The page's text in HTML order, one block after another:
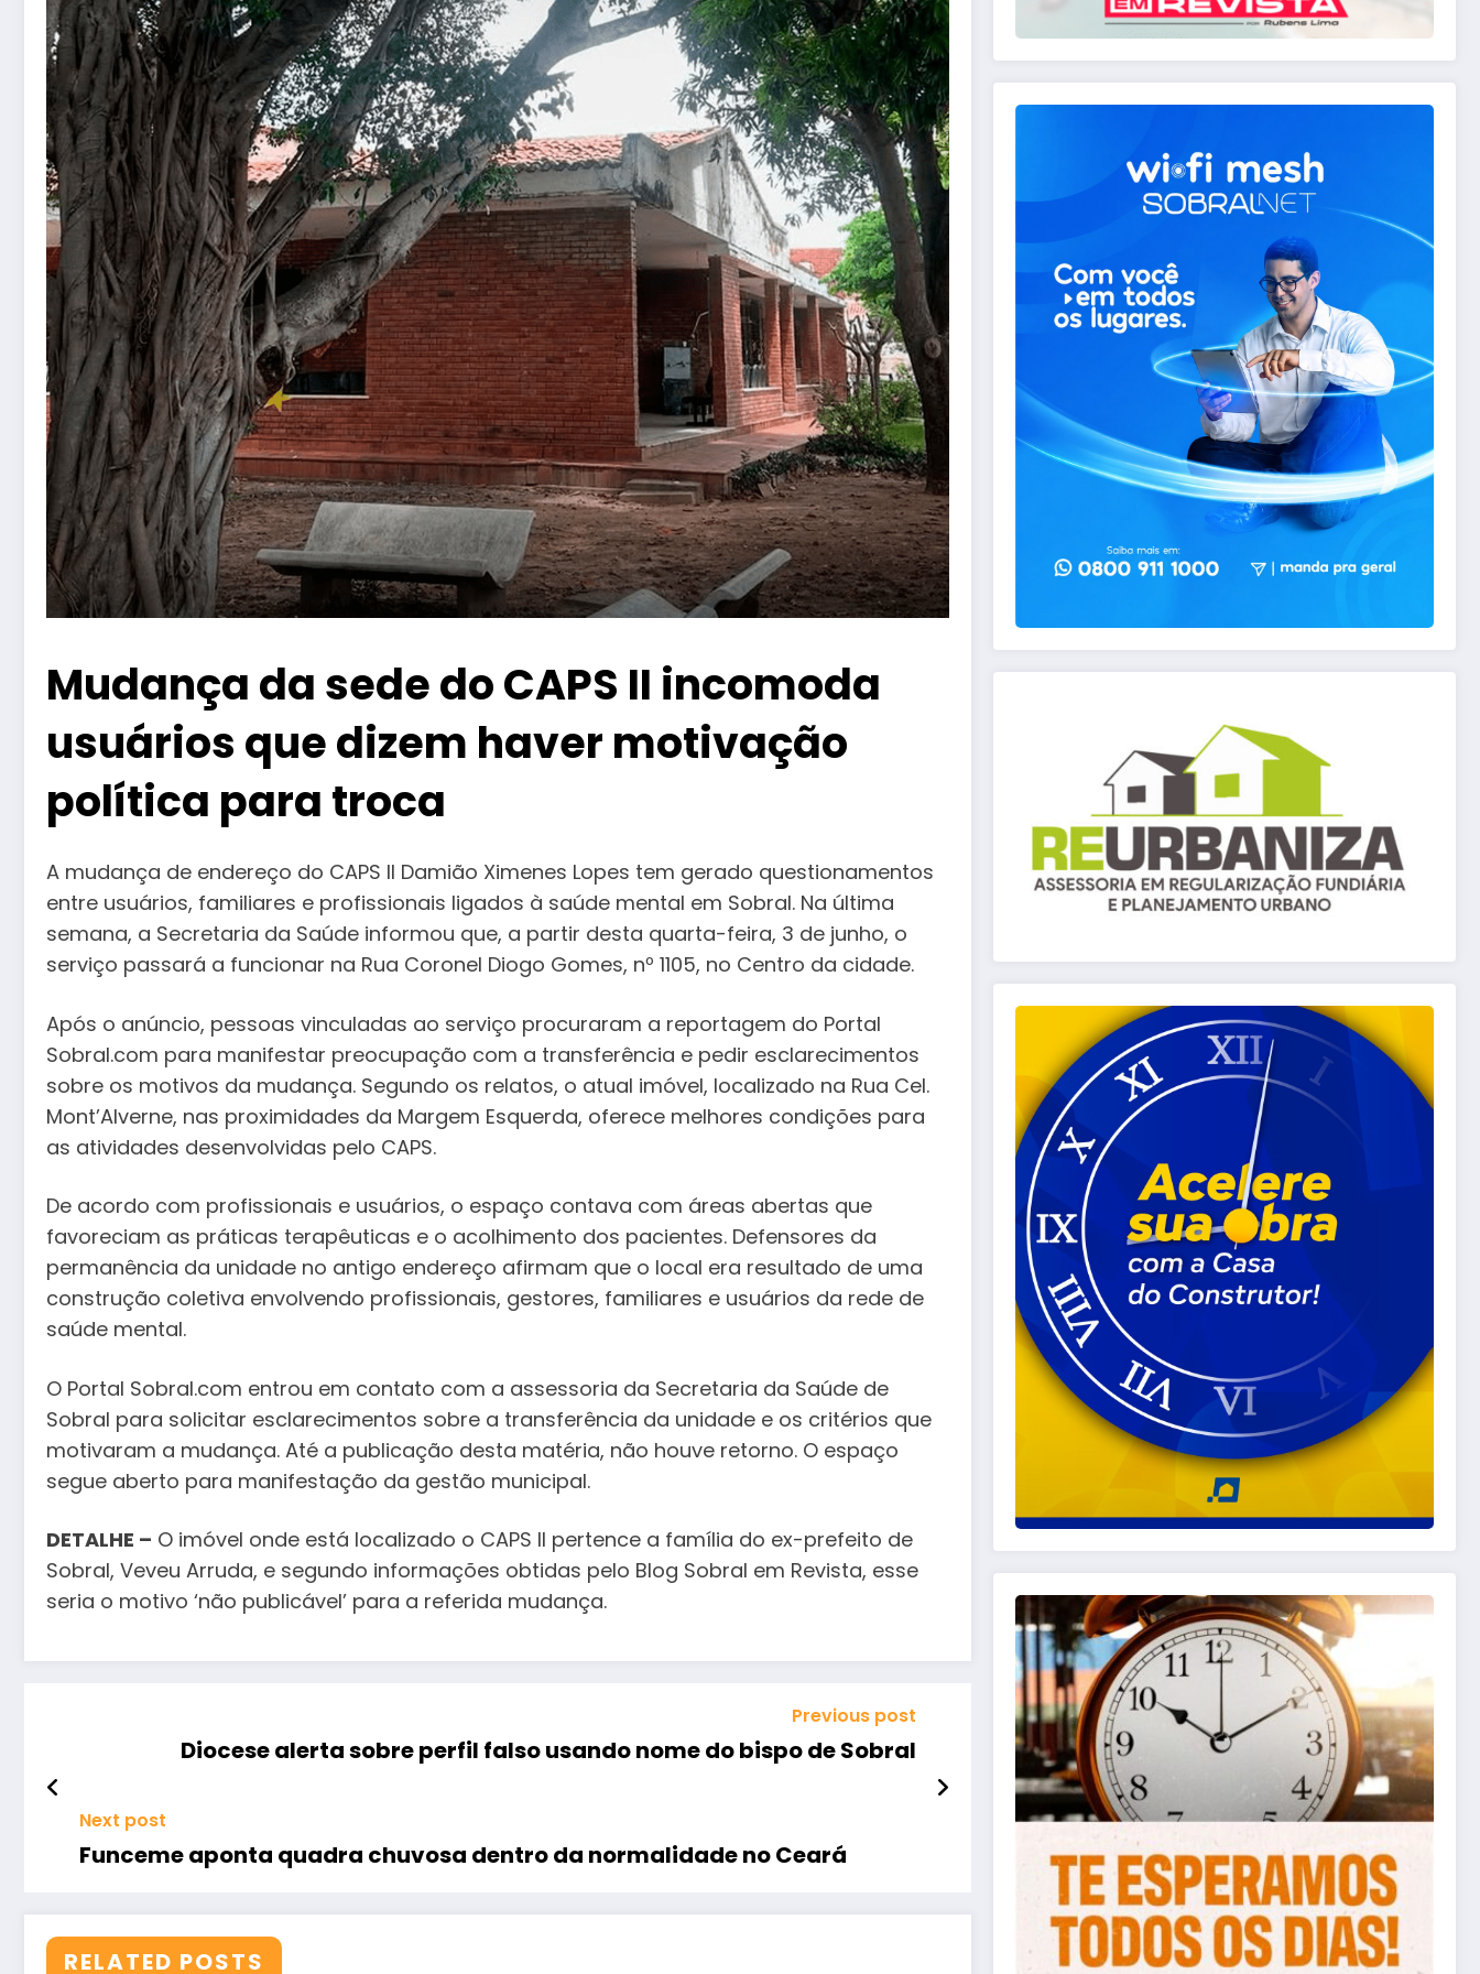
Mudança da sede do CAPS II incomoda
usuários que dizem haver motivação
política para troca
A mudança de endereço do CAPS II Damião Ximenes Lopes tem gerado questionamentos
entre usuários, familiares e profissionais ligados à saúde mental em Sobral. Na última
semana, a Secretaria da Saúde informou que, a partir desta quarta-feira, 3 de junho, o
serviço passará a funcionar na Rua Coronel Diogo Gomes, nº 1105, no Centro da cidade.
Após o anúncio, pessoas vinculadas ao serviço procuraram a reportagem do Portal
Sobral.com para manifestar preocupação com a transferência e pedir esclarecimentos
sobre os motivos da mudança. Segundo os relatos, o atual imóvel, localizado na Rua Cel.
Mont’Alverne, nas proximidades da Margem Esquerda, oferece melhores condições para
as atividades desenvolvidas pelo CAPS.
De acordo com profissionais e usuários, o espaço contava com áreas abertas que
favoreciam as práticas terapêuticas e o acolhimento dos pacientes. Defensores da
permanência da unidade no antigo endereço afirmam que o local era resultado de uma
construção coletiva envolvendo profissionais, gestores, familiares e usuários da rede de
saúde mental.
O Portal Sobral.com entrou em contato com a assessoria da Secretaria da Saúde de
Sobral para solicitar esclarecimentos sobre a transferência da unidade e os critérios que
motivaram a mudança. Até a publicação desta matéria, não houve retorno. O espaço
segue aberto para manifestação da gestão municipal.
DETALHE – O imóvel onde está localizado o CAPS II pertence a família do ex-prefeito de
Sobral, Veveu Arruda, e segundo informações obtidas pelo Blog Sobral em Revista, esse
seria o motivo ‘não publicável’ para a referida mudança.
Previous post
Diocese alerta sobre perfil falso usando nome do bispo de Sobral
Next post
Funceme aponta quadra chuvosa dentro da normalidade no Ceará
RELATED POSTS